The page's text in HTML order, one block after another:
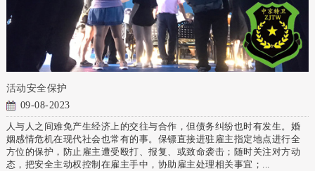
活动安全保护
09-08-2023
人与人之间难免产生经济上的交往与合作，但债务纠纷也时有发生。婚
姻感情危机在现代社会也常有的事。保镖直接进驻雇主指定地点进行全
方位的保护，防止雇主遭受殴打、报复、或致命袭击；随时关注对方动
态，把安全主动权控制在雇主手中，协助雇主处理相关事宜；...